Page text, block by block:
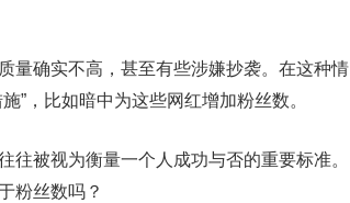
量确实不高，甚至有些涉嫌抄袭。在这种情
”，比如暗中为这些网红增加粉丝数。
被视为衡量一个人成功与否的重要标准。
粉丝数吗？